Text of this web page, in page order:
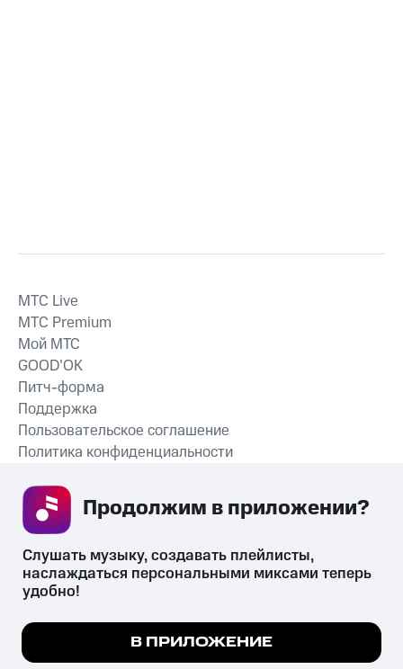
СКАЧАТЬ ПРИЛОЖЕНИЕ
MTС Live
MTС Premium
Мой МТС
GOOD’OK
Питч-форма
Поддержка
Пользовательское соглашение
Политика конфиденциальности
психотропных веществ, их аналогов причиняет вред здоровью,
их незаконный оборот запрещён и влечёт установленную
законодательством ответственность.
Мы используем куки, чтобы на сайте все
Подробнее
Слушать музыку, создавать плейлисты,
наслаждаться персональными миксами теперь
удобно!
В ПРИЛОЖЕНИЕ